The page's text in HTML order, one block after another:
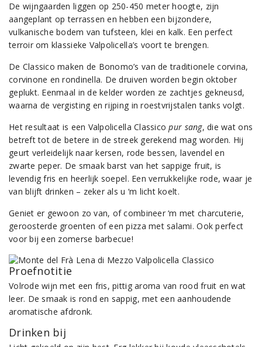
De wijngaarden liggen op 250-450 meter hoogte, zijn
aangeplant op terrassen en hebben een bijzondere,
vulkanische bodem van tufsteen, klei en kalk. Een perfect
terroir om klassieke Valpolicella’s voort te brengen.
De Classico maken de Bonomo’s van de traditionele corvina,
corvinone en rondinella. De druiven worden begin oktober
geplukt. Eenmaal in de kelder worden ze zachtjes gekneusd,
waarna de vergisting en rijping in roestvrijstalen tanks volgt.
Het resultaat is een Valpolicella Classicopur sang, die wat ons
betreft tot de betere in de streek gerekend mag worden. Hij
geurt verleidelijk naar kersen, rode bessen, lavendel en
zwarte peper. De smaak barst van het sappige fruit, is
levendig fris en heerlijk soepel. Een verrukkelijke rode, waar je
van blijft drinken – zeker als u ‘m licht koelt.
Geniet er gewoon zo van, of combineer ‘m met charcuterie,
geroosterde groenten of een pizza met salami. Ook perfect
voor bij een zomerse barbecue!
Proefnotitie
Volrode wijn met een fris, pittig aroma van rood fruit en wat
leer. De smaak is rond en sappig, met een aanhoudende
aromatische afdronk.
Drinken bij